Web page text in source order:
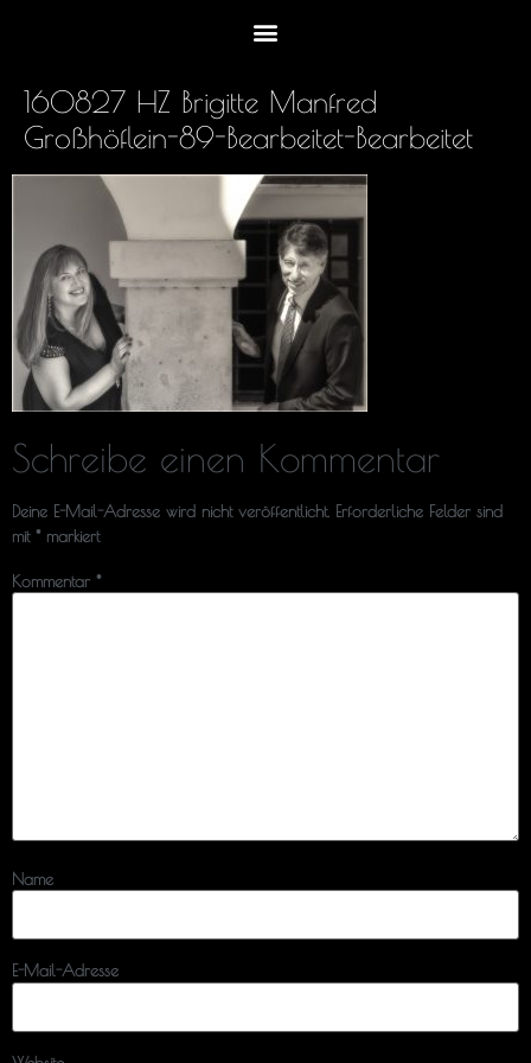
160827 HZ Brigitte Manfred
Großhöflein-89-Bearbeitet-Bearbeitet
Schreibe einen Kommentar
Deine E-Mail-Adresse wird nicht veröffentlicht. Erforderliche Felder sind
mit * markiert
Kommentar *
Name
E-Mail-Adresse